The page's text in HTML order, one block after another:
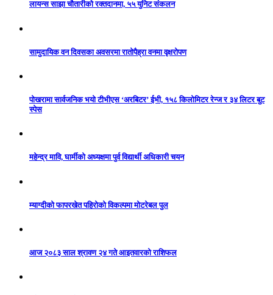
लायन्स साझा चौतारीको रक्तदानमा, ५५ युनिट संकलन
सामुदायिक वन दिवसका अवसरमा रातोपैह्रा वनमा वृक्षरोपण
पोखरामा सार्वजनिक भयो टीभीएस ‘अरबिटर’ ईभी, १५८ किलोमिटर रेन्ज र ३४ लिटर बुट
स्पेस
महेन्द्र मावि, घार्मीको अध्यक्षमा पुर्व विद्यार्थी अधिकारी चयन
म्याग्दीको फापरखेत पहिरोको विकल्पमा मोटरेबल पुल
आज २०८३ साल श्रावण २४ गते आइतवारको राशिफल